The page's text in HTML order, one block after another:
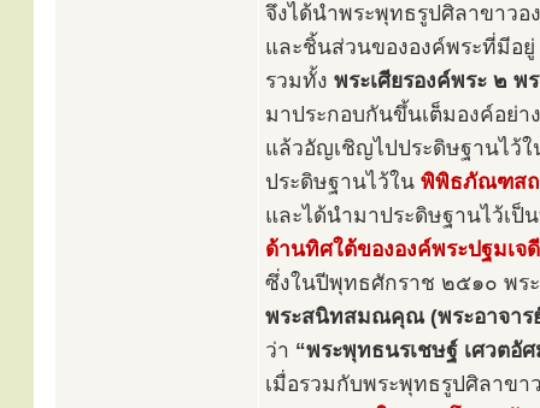
จึงได้นำพระพุทธรูปศิลาขาวอ
และชิ้นส่วนขององค์พระที่มีอ
รวมทั้ง พระเศียรองค์พระ ๒ พร
มาประกอบกันขึ้นเต็มองค์อย่
แล้วอัญเชิญไปประดิษฐานไว้
ประดิษฐานไว้ใน พิพิธภัณฑสถ
และได้นำมาประดิษฐานไว้เ
ด้านทิศใต้ขององค์พระปฐมเจ
ซึ่งในปีพุทธศักราช ๒๕๑๐ พร
พระสนิทสมณคุณ (พระอาจาร
ว่า “พระพุทธนรเชษฐ์ เศวตอั
เมื่อรวมกับพระพุทธรูปศิลาข